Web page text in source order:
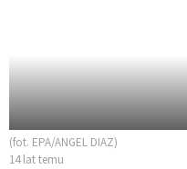
(fot. EPA/ANGEL DIAZ)
14 lat temu